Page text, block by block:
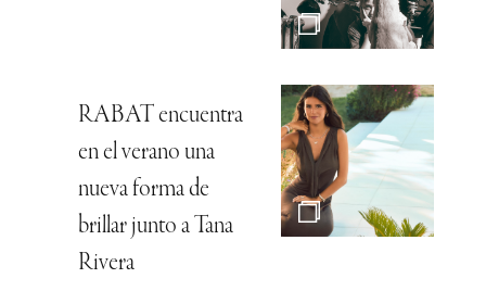
RABAT encuentra
en el verano una
nueva forma de
brillar junto a Tana
Rivera